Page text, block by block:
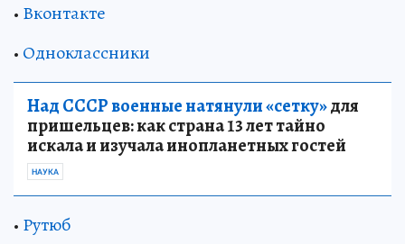
• Вконтакте
• Одноклассники
Над СССР военные натянули «сетку»для
пришельцев: как страна 13 лет тайно
искала и изучала инопланетных гостей
НАУКА
• Рутюб